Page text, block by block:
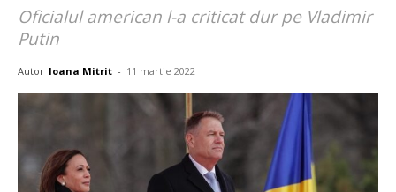
Oficialul american l-a criticat dur pe Vladimir
Putin
Autor Ioana Mitrit - 11 martie 2022